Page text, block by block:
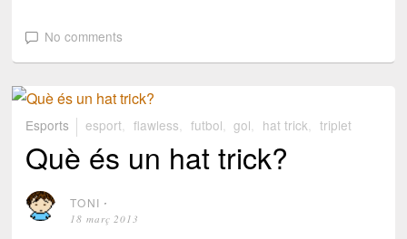
No comments
Esports esport flawless futbol gol hat trick triplet
Què és un hat trick?
TONI ⋅
18 març 2013